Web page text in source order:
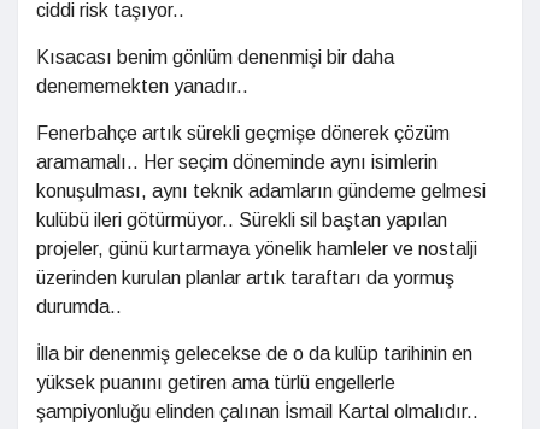
ciddi risk taşıyor..
Kısacası benim gönlüm denenmişi bir daha
denememekten yanadır..
Fenerbahçe artık sürekli geçmişe dönerek çözüm
aramamalı.. Her seçim döneminde aynı isimlerin
konuşulması, aynı teknik adamların gündeme gelmesi
kulübü ileri götürmüyor.. Sürekli sil baştan yapılan
projeler, günü kurtarmaya yönelik hamleler ve nostalji
üzerinden kurulan planlar artık taraftarı da yormuş
durumda..
İlla bir denenmiş gelecekse de o da kulüp tarihinin en
yüksek puanını getiren ama türlü engellerle
şampiyonluğu elinden çalınan İsmail Kartal olmalıdır..